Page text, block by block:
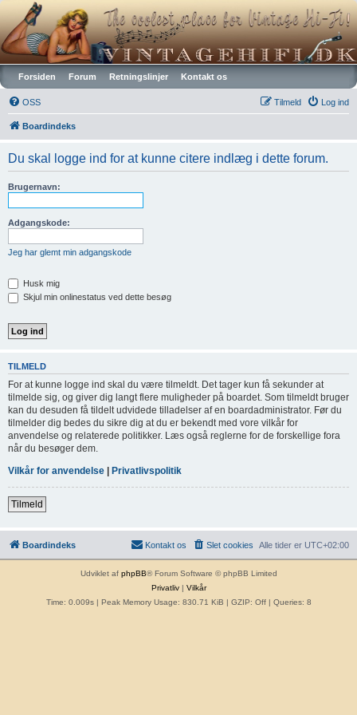
Vintagehifi.dk
Forsiden Forum Retningslinjer Kontakt os
OSS Log ind
Tilmeld
Boardindeks
Du skal logge ind for at kunne citere indlæg i dette forum.
Brugernavn:
Adgangskode:
Jeg har glemt min adgangskode
Husk mig
Skjul min onlinestatus ved dette besøg
TILMELD
For at kunne logge ind skal du være tilmeldt. Det tager kun få sekunder at
tilmelde sig, og giver dig langt flere muligheder på boardet. Som tilmeldt bruger
kan du desuden få tildelt udvidede tilladelser af en boardadministrator. Før du
tilmelder dig bedes du sikre dig at du er bekendt med vore vilkår for
anvendelse og relaterede politikker. Læs også reglerne for de forskellige fora
når du besøger dem.
Vilkår for anvendelse
Privatlivspolitik
Tilmeld
Boardindeks Alle tider er UTC+02:00
Slet cookies
Kontakt os
Udviklet af phpBB® Forum Software © phpBB Limited
Privatliv| Vilkår
Time: 0.009s| Peak Memory Usage: 830.71 KiB | GZIP: Off | Queries: 8